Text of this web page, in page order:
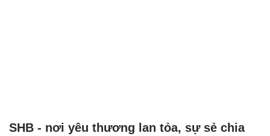
SHB - nơi yêu thương lan tỏa, sự sẻ chia